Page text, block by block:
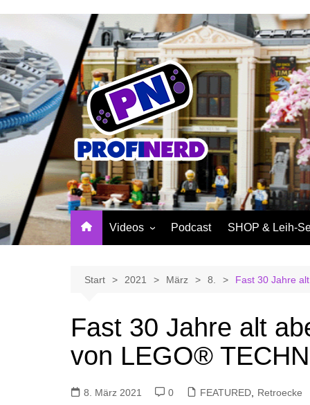
springen
Videos
Reviews
Tutorials
Projekte
Speedbuild
Podcast SHOP & Leih-
Sinnvolle
Warenkorb
Start 2021 März 8. Fast 30 Jahre
Fast 30 Jahre alt
von LEGO®
8. März 2021 0 FEATURED Retroecke